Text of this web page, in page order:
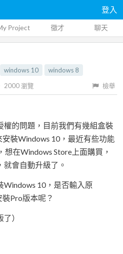
登入
Project 徵才 聊天
windows 10
windows 8
2000瀏覽 檢舉
權的問題，目前我們有幾組盒裝
裝Windows 10，最近有些功能
想在Windows Store上面購買，
會自動升級了。
10，是否輸入原
Pro版本呢？
）